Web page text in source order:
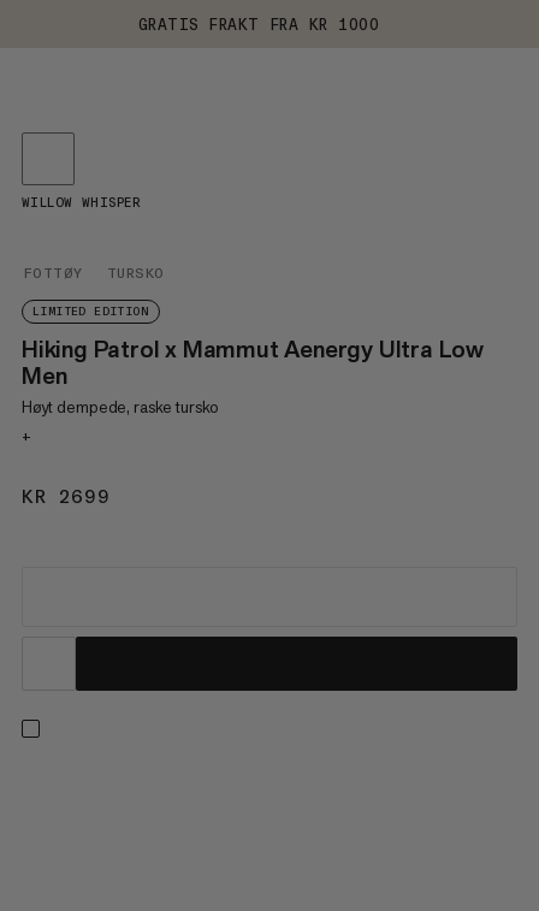
GRATIS FRAKT FRA KR 1000
FOTTØY TURSKO
LIMITED EDITION
Hiking Patrol x Mammut Aenergy Ultra Low
Men
Høyt dempede, raske tursko
+
KR 2699
WILLOW WHISPER